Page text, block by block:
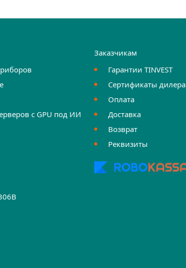
с GPU под ИИ
Заказчикам
Гарантии TINVEST
Сертификаты дилера
Оплата
Доставка
Возврат
Реквизиты